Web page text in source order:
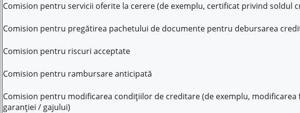
Comision pentru servicii oferite la cerere (de exemplu, certificat privind soldul
Comision pentru pregătirea pachetului de documente pentru debursarea
Comision pentru riscuri acceptate
Comision pentru rambursare anticipată
Comision pentru modificarea condițiilor de creditare (de exemplu, modificarea
garanției / gajului)